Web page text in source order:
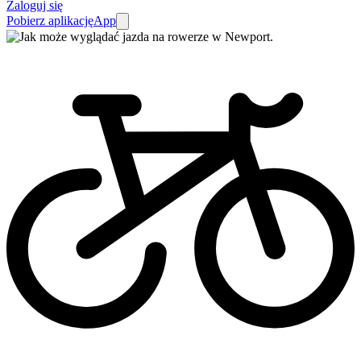
Zaloguj się
Pobierz aplikacjęApp